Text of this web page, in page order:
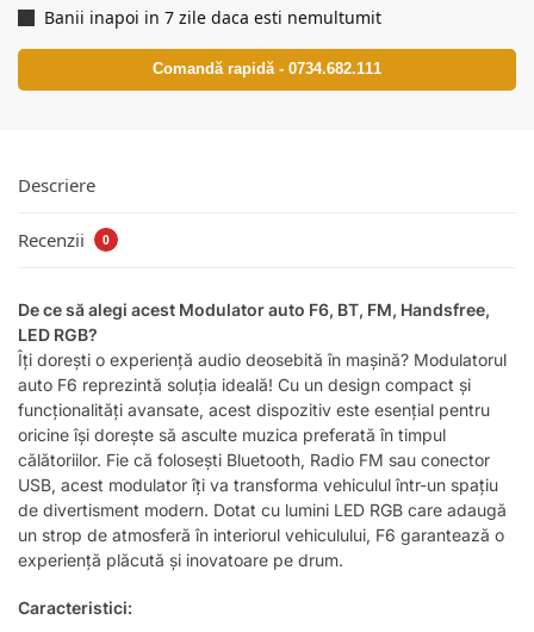
Banii inapoi in 7 zile daca esti nemultumit
Comandă rapidă - 0734.682.111
Descriere
Recenzii 0
De ce să alegi acest Modulator auto F6, BT, FM, Handsfree,
LED RGB?
Îți dorești o experiență audio deosebită în mașină? Modulatorul
auto F6 reprezintă soluția ideală! Cu un design compact și
funcționalități avansate, acest dispozitiv este esențial pentru
oricine își dorește să asculte muzica preferată în timpul
călătoriilor. Fie că folosești Bluetooth, Radio FM sau conector
USB, acest modulator îți va transforma vehiculul într-un spațiu
de divertisment modern. Dotat cu lumini LED RGB care adaugă
un strop de atmosferă în interiorul vehiculului, F6 garantează o
experiență plăcută și inovatoare pe drum.
Caracteristici: